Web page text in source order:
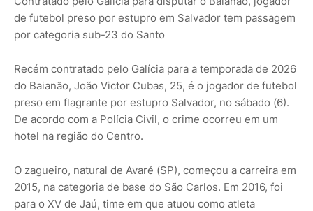
de futebol preso por estupro em Salvador tem passagem
por categoria sub-23 do Santo
Recém contratado pelo Galícia para a temporada de 2026
do Baianão, João Victor Cubas, 25, é o jogador de futebol
preso em flagrante por estupro Salvador, no sábado (6).
De acordo com a Polícia Civil, o crime ocorreu em um
hotel na região do Centro.
O zagueiro, natural de Avaré (SP), começou a carreira em
2015, na categoria de base do São Carlos. Em 2016, foi
para o XV de Jaú, time em que atuou como atleta